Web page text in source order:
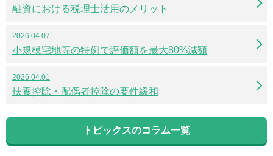
融資における税理士活用のメリット
2026.04.07
小規模宅地等の特例で評価額を最大80%減額
2026.04.01
扶養控除・配偶者控除の要件緩和
トピックスのコラム一覧